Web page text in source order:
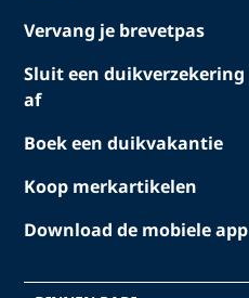
Vervang je brevetpas
Sluit een duikverzekering
af
Boek een duikvakantie
Koop merkartikelen
Download de mobiele app